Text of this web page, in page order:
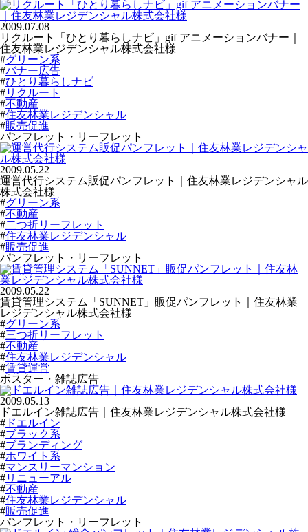
2009.07.08
リクルート「ひとり暮らしナビ」gif アニメーションバナー｜
住友林業レジデンシャル株式会社様
#グリーン系
#バナー広告
#ひとり暮らしナビ
#リクルート
#不動産
#住友林業レジデンシャル
#販売促進
パンフレット・リーフレット
2009.05.22
運営代行システム販促パンフレット｜住友林業レジデンシャル
株式会社様
#グリーン系
#不動産
#二つ折リーフレット
#住友林業レジデンシャル
#販売促進
パンフレット・リーフレット
2009.05.22
賃貸管理システム「SUNNET」販促パンフレット｜住友林業
レジデンシャル株式会社様
#グリーン系
#三つ折リーフレット
#不動産
#住友林業レジデンシャル
#賃貸運営
ポスター・雑誌広告
2009.05.13
ドエルイン雑誌広告｜住友林業レジデンシャル株式会社様
# ドエルイン
#ブラック系
#ブランディング
#ホワイト系
#マンスリーマンション
#リニューアル
#不動産
#住友林業レジデンシャル
#販売促進
パンフレット・リーフレット